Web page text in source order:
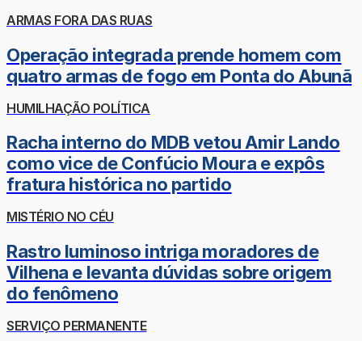
ARMAS FORA DAS RUAS
Operação integrada prende homem com
quatro armas de fogo em Ponta do Abunã
HUMILHAÇÃO POLÍTICA
Racha interno do MDB vetou Amir Lando
como vice de Confúcio Moura e expôs
fratura histórica no partido
MISTÉRIO NO CÉU
Rastro luminoso intriga moradores de
Vilhena e levanta dúvidas sobre origem
do fenômeno
SERVIÇO PERMANENTE